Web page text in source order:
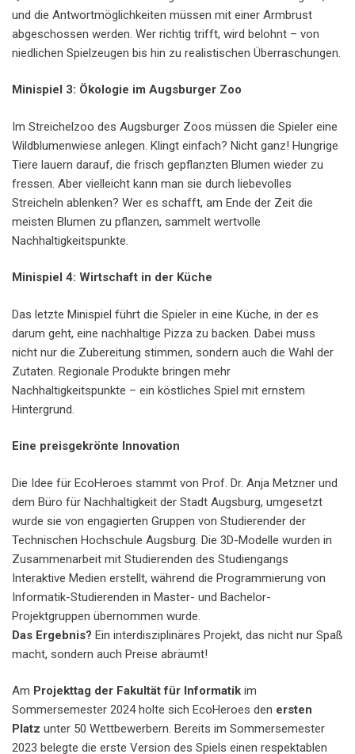
und die Antwortmöglichkeiten müssen mit einer Armbrust
abgeschossen werden. Wer richtig trifft, wird belohnt – von
niedlichen Spielzeugen bis hin zu realistischen Überraschungen.
Minispiel 3: Ökologie im Augsburger Zoo
Im Streichelzoo des Augsburger Zoos müssen die Spieler eine
Wildblumenwiese anlegen. Klingt einfach? Nicht ganz! Hungrige
Tiere lauern darauf, die frisch gepflanzten Blumen wieder zu
fressen. Aber vielleicht kann man sie durch liebevolles
Streicheln ablenken? Wer es schafft, am Ende der Zeit die
meisten Blumen zu pflanzen, sammelt wertvolle
Nachhaltigkeitspunkte.
Minispiel 4: Wirtschaft in der Küche
Das letzte Minispiel führt die Spieler in eine Küche, in der es
darum geht, eine nachhaltige Pizza zu backen. Dabei muss
nicht nur die Zubereitung stimmen, sondern auch die Wahl der
Zutaten. Regionale Produkte bringen mehr
Nachhaltigkeitspunkte – ein köstliches Spiel mit ernstem
Hintergrund.
Eine preisgekrönte Innovation
Die Idee für EcoHeroes stammt von Prof. Dr. Anja Metzner und
dem Büro für Nachhaltigkeit der Stadt Augsburg, umgesetzt
wurde sie von engagierten Gruppen von Studierender der
Technischen Hochschule Augsburg. Die 3D-Modelle wurden in
Zusammenarbeit mit Studierenden des Studiengangs
Interaktive Medien erstellt, während die Programmierung von
Informatik-Studierenden in Master- und Bachelor-
Projektgruppen übernommen wurde.
Das Ergebnis? Ein interdisziplinäres Projekt, das nicht nur Spaß
macht, sondern auch Preise abräumt!
Am Projekttag der Fakultät für Informatik im
Sommersemester 2024 holte sich EcoHeroes den ersten
Platz unter 50 Wettbewerbern. Bereits im Sommersemester
2023 belegte die erste Version des Spiels einen respektablen